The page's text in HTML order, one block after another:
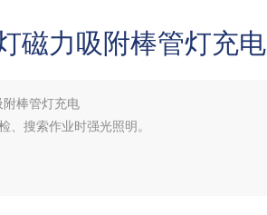
磁力吸附棒管灯充电
棒管灯充电
、搜索作业时强光照明。